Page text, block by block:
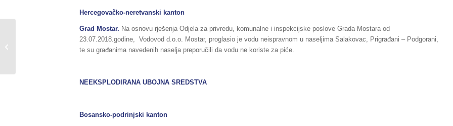
Hercegovačko-neretvanski kanton
Grad Mostar. Na osnovu rješenja Odjela za privredu, komunalne i inspekcijske poslove Grada Mostara od
23.07.2018.godine, Vodovod d.o.o. Mostar, proglasio je vodu neispravnom u naseljima Salakovac, Prigrađani – Podgorani,
te su građanima navedenih naselja preporučili da vodu ne koriste za piće.
NEEKSPLODIRANA UBOJNA SREDSTVA
Bosansko-podrinjski kanton